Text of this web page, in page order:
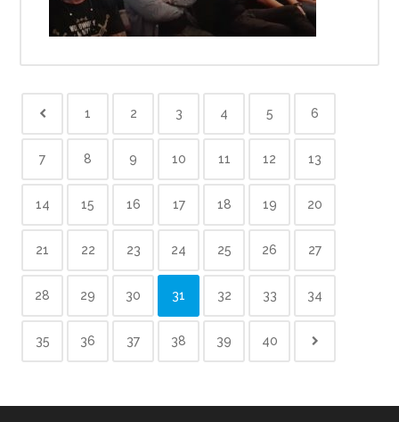
1 2 3 4 5 6
7 8 9 10 11 12 13
14 15 16 17 18 19 20
21 22 23 24 25 26 27
28 29 30 31 32 33 34
35 36 37 38 39 40